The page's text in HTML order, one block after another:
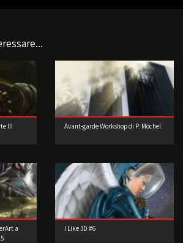
III Avant-garde Workshop di P. Möchel
a
I Like 3D #6